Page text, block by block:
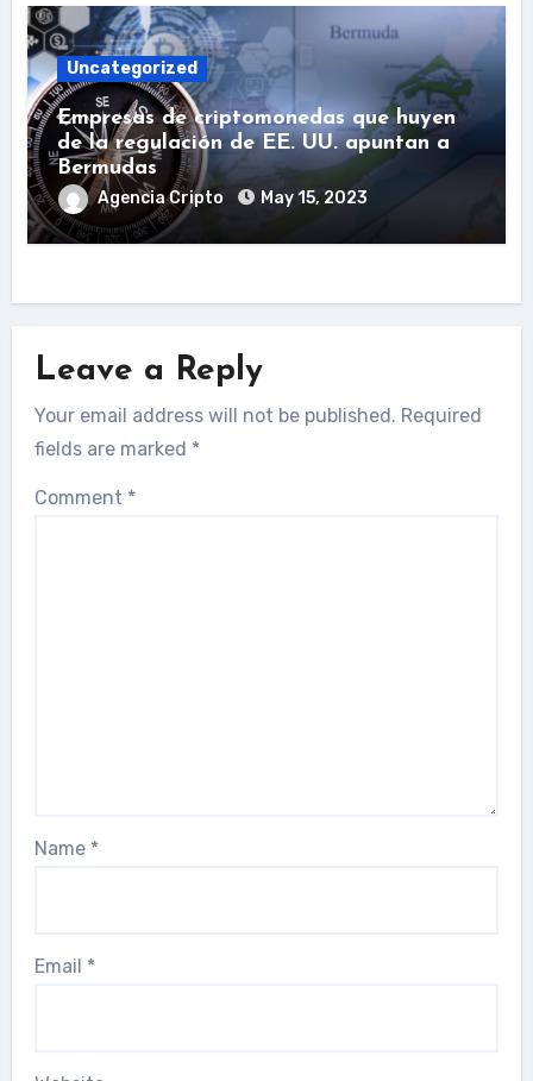
Uncategorized
Empresas de criptomonedas que huyen
de la regulación de EE. UU. apuntan a
Bermudas
Agencia Cripto May 15, 2023
Leave a Reply
Your email address will not be published. Required
fields are marked *
Comment *
Name *
Email *